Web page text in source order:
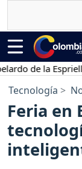
la Espriella
Tecnología
Feria en